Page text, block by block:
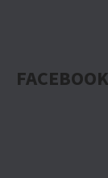
FACEBOOK